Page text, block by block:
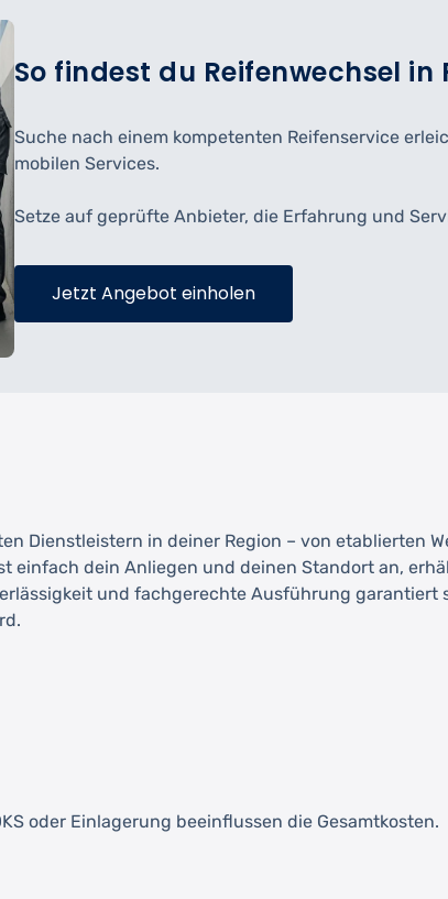
So findest du Reifenwechsel
Suche nach einem kompetenten Reifenservice
mobilen Services.
Setze auf geprüfte Anbieter, die Erfahrung und
Jetzt Angebot einholen
Dienstleistern in deiner Region – von etablierten
einfach dein Anliegen und deinen Standort an,
und fachgerechte Ausführung garantiert
oder Einlagerung beeinflussen die Gesamtkosten.